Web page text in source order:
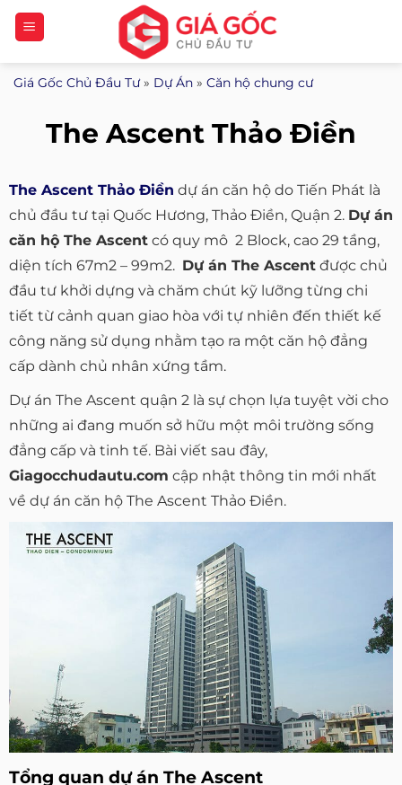
Bỏ
qua
nội
dung
Giá Gốc Chủ Đầu Tư» Dự Án » Căn hộ chung cư
The Ascent Thảo Điền
The Ascent Thảo Điền dự án căn hộ do Tiến Phát là
chủ đầu tư tại Quốc Hương, Thảo Điền, Quận 2. Dự án
căn hộ The Ascent có quy mô 2 Block, cao 29 tầng,
diện tích 67m2 – 99m2. Dự án The Ascent được chủ
đầu tư khởi dựng và chăm chút kỹ lưỡng từng chi
tiết từ cảnh quan giao hòa với tự nhiên đến thiết kế
công năng sử dụng nhằm tạo ra một căn hộ đẳng
cấp dành chủ nhân xứng tầm.
Dự án The Ascent quận 2 là sự chọn lựa tuyệt vời cho
những ai đang muốn sở hữu một môi trường sống
đẳng cấp và tinh tế. Bài viết sau đây,
Giagocchudautu.com cập nhật thông tin mới nhất
về dự án căn hộ The Ascent Thảo Điền.
Tổng quan dự án The Ascent